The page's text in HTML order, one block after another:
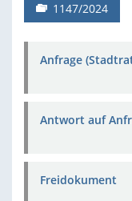
1147/2024
Anfrage
Antwort auf
Freidokument